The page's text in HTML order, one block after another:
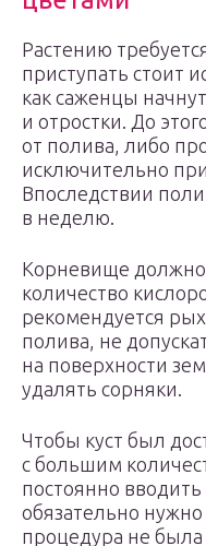
Растению
приступать стоит
как саженцы
и отростки. До
от полива, либо
исключительно
Впоследствии
в неделю.
Корневище должно
количество
рекомендуется
полива, не
на поверхности
удалять сорняки.
Чтобы куст был
с большим
постоянно
обязательно
процедура не